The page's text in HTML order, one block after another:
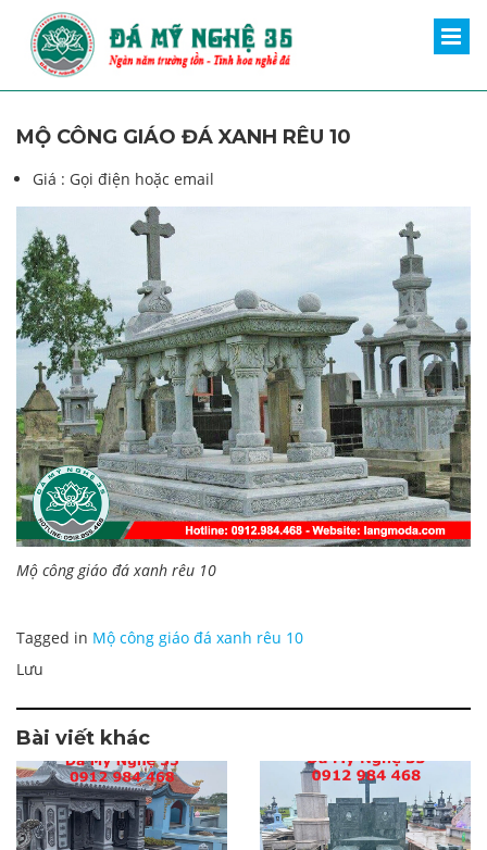
MỘ CÔNG GIÁO ĐÁ XANH RÊU 10
Giá : Gọi điện hoặc email
Mộ công giáo đá xanh rêu 10
Tagged in Mộ công giáo đá xanh rêu 10
Lưu
Bài viết khác